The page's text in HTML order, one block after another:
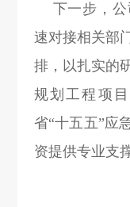
下一步，
速对接相关部
排，以扎实的
规划工程项
省“十五五”应
资提供专业支撑